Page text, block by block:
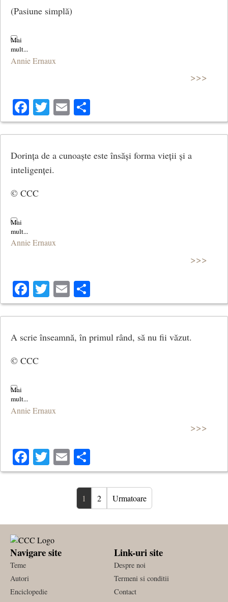
(Pasiune simplă)
Annie Ernaux
>>>
Facebook
Twitter
Email
Dorința de a cunoaște este însăși forma vieții și a
inteligenței.
© CCC
Annie Ernaux
>>>
Facebook
Twitter
Email
A scrie înseamnă, în primul rând, să nu fii văzut.
© CCC
Annie Ernaux
>>>
Facebook
Twitter
Email
1 2 Urmatoare
Navigare site
Teme
Autori
Enciclopedie
Link-uri site
Despre noi
Termeni si conditii
Contact